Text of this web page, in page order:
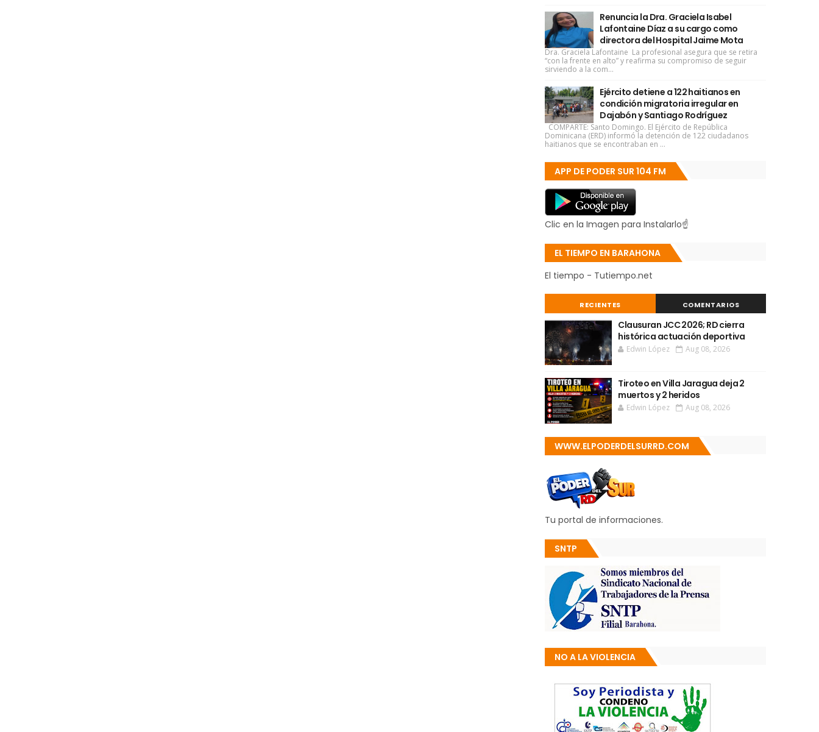
Renuncia la Dra. Graciela Isabel
Lafontaine Díaz a su cargo como
directora del Hospital Jaime Mota
Dra. Graciela Lafontaine La profesional asegura que se retira
“con la frente en alto” y reafirma su compromiso de seguir
sirviendo a la com...
Ejército detiene a 122 haitianos en
condición migratoria irregular en
Dajabón y Santiago Rodríguez
COMPARTE: Santo Domingo. El Ejército de República
Dominicana (ERD) informó la detención de 122 ciudadanos
haitianos que se encontraban en ...
APP DE PODER SUR 104 FM
Clic en la Imagen para Instalarlo☝
EL TIEMPO EN BARAHONA
El tiempo - Tutiempo.net
RECIENTES COMENTARIOS
Clausuran JCC 2026; RD cierra
histórica actuación deportiva
Edwin López Aug 08, 2026
Tiroteo en Villa Jaragua deja 2
muertos y 2 heridos
Edwin López Aug 08, 2026
WWW.ELPODERDELSURRD.COM
Tu portal de informaciones.
SNTP
NO A LA VIOLENCIA